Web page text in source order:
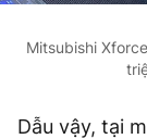
Mitsubishi
Dẫu vậy, tại